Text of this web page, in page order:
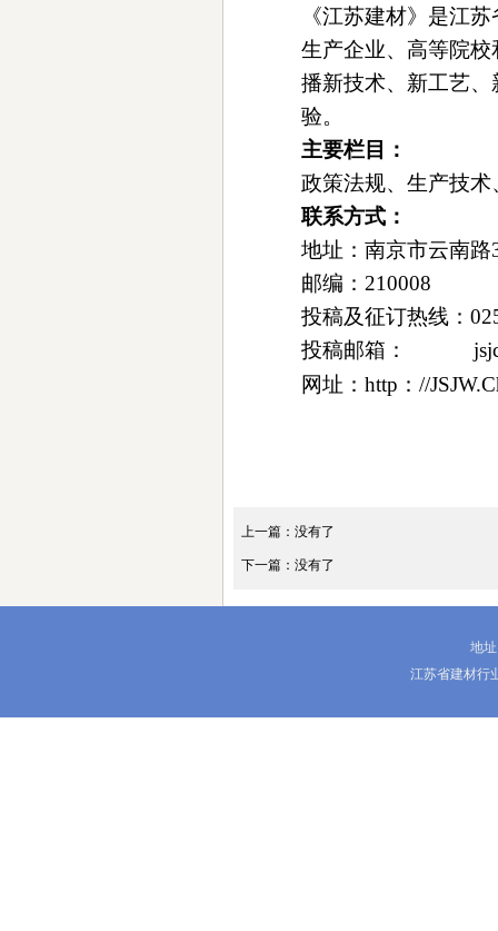
《江苏建材》是江
生产企业、高等院
播新技术、新工艺
验。
主要栏目：
政策法规、生产技
联系方式：
地址：南京市云南路
邮编：210008
投稿及征订热线：
投稿邮箱：
网址：http：//
上一篇：没有了
下一篇：没有了
地
江苏省建材行